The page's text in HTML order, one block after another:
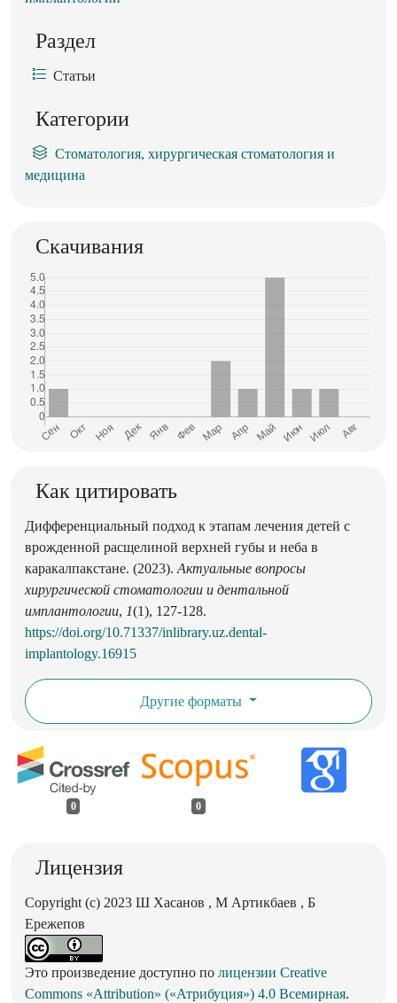
Раздел
Статьи
Категории
Стоматология, хирургическая стоматология и
медицина
Скачивания
Как цитировать
Дифференциальный подход к этапам лечения детей с
врожденной расщелиной верхней губы и неба в
каракалпакстане. (2023). Актуальные вопросы
хирургической стоматологии и дентальной
имплантологии, 1(1), 127-128.
https://doi.org/10.71337/inlibrary.uz.dental-
implantology.16915
Другие форматы
0 0
Лицензия
Copyright (c) 2023 Ш Хасанов , М Артикбаев , Б
Ережепов
Это произведение доступно по лицензии Creative
Commons «Attribution» («Атрибуция») 4.0 Всемирная.